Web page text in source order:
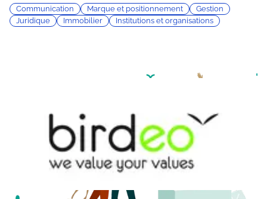
Communication Marque et positionnement
Gestion
Juridique
Immobilier Institutions et organisations